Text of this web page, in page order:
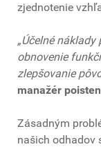
zjednotenie
„Účelné
obnovenie
zlepšovanie
manažér
Zásadným
našich odhadov